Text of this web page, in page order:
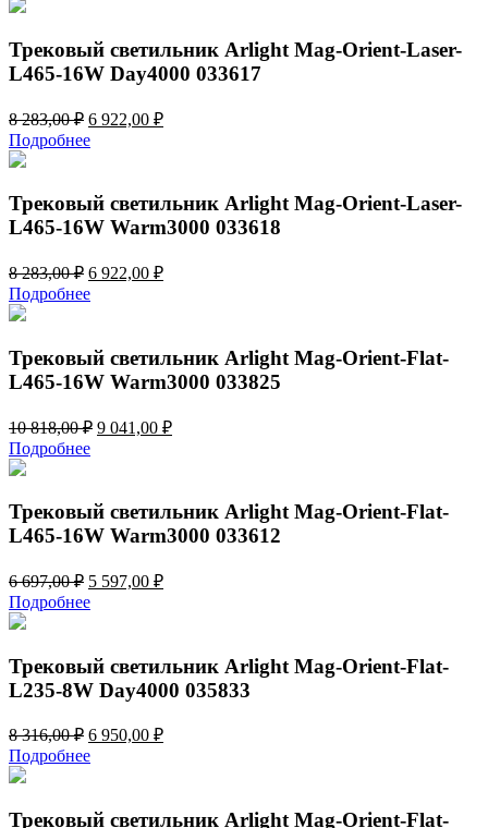
240,00 ₽.
Трековый светильник Arlight Mag-Orient-Laser-
L465-16W Day4000 033617
8 283,00₽ Первоначальная
цена
составляла
283,00 ₽.
6 922,00 ₽Текущая
Подробнее
Трековый светильник Arlight Mag-Orient-Laser-
L465-16W Warm3000 033618
8 283,00₽ Первоначальная
цена
составляла
283,00 ₽.
6 922,00 ₽Текущая
Подробнее
Трековый светильник Arlight Mag-Orient-Flat-
L465-16W Warm3000 033825
10 818,00₽ Первоначальная
818,00 ₽.
9 041,00 ₽Текущая
Подробнее
Трековый светильник Arlight Mag-Orient-Flat-
L465-16W Warm3000 033612
6 697,00₽ Первоначальная
цена
составляла
697,00 ₽.
5 597,00 ₽Текущая
Подробнее
Трековый светильник Arlight Mag-Orient-Flat-
L235-8W Day4000 035833
8 316,00₽ Первоначальная
цена
составляла
316,00 ₽.
6 950,00 ₽Текущая
Подробнее
Трековый светильник Arlight Mag-Orient-Flat-